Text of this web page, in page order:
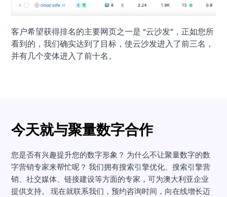
客户希望获得排名的主要网页之一是 “云沙发”，正如您所
看到的，我们确实达到了目标，使云沙发进入了前三名，
并有几个变体进入了前十名。
今天就与聚量数字合作
您是否有兴趣提升您的数字形象？ 为什么不让聚量数字的数
字营销专家来帮忙呢？ 我们拥有搜索引擎优化、搜索引擎营
销、社交媒体、链接建设等方面的专家，可为澳大利亚企业
提供支持。 现在就联系我们，预约咨询时间，向在线增长迈